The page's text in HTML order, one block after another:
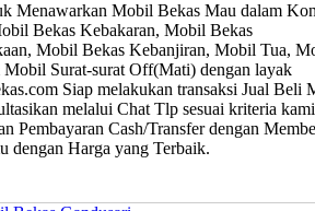
Menawarkan Mobil Bekas Mau dalam
Bekas Kebakaran, Mobil Bekas
Mobil Bekas Kebanjiran, Mobil Tua,
Surat-surat Off(Mati) dengan layak
Siap melakukan transaksi Jual Beli
melalui Chat Tlp sesuai kriteria
Pembayaran Cash/Transfer dengan
dengan Harga yang Terbaik.